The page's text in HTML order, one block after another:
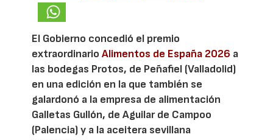
El Gobierno concedió el premio
extraordinarioAlimentos de España 2026 a
las bodegas Protos, de Peñafiel (Valladolid)
en una edición en la que también se
galardonó a la empresa de alimentación
Galletas Gullón, de Aguilar de Campoo
(Palencia) y a la aceitera sevillana